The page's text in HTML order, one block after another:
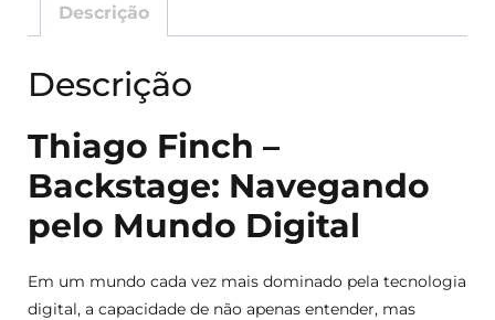
Descrição
Descrição
Thiago Finch –
Backstage: Navegando
pelo Mundo Digital
Em um mundo cada vez mais dominado pela tecnologia
digital, a capacidade de não apenas entender, mas